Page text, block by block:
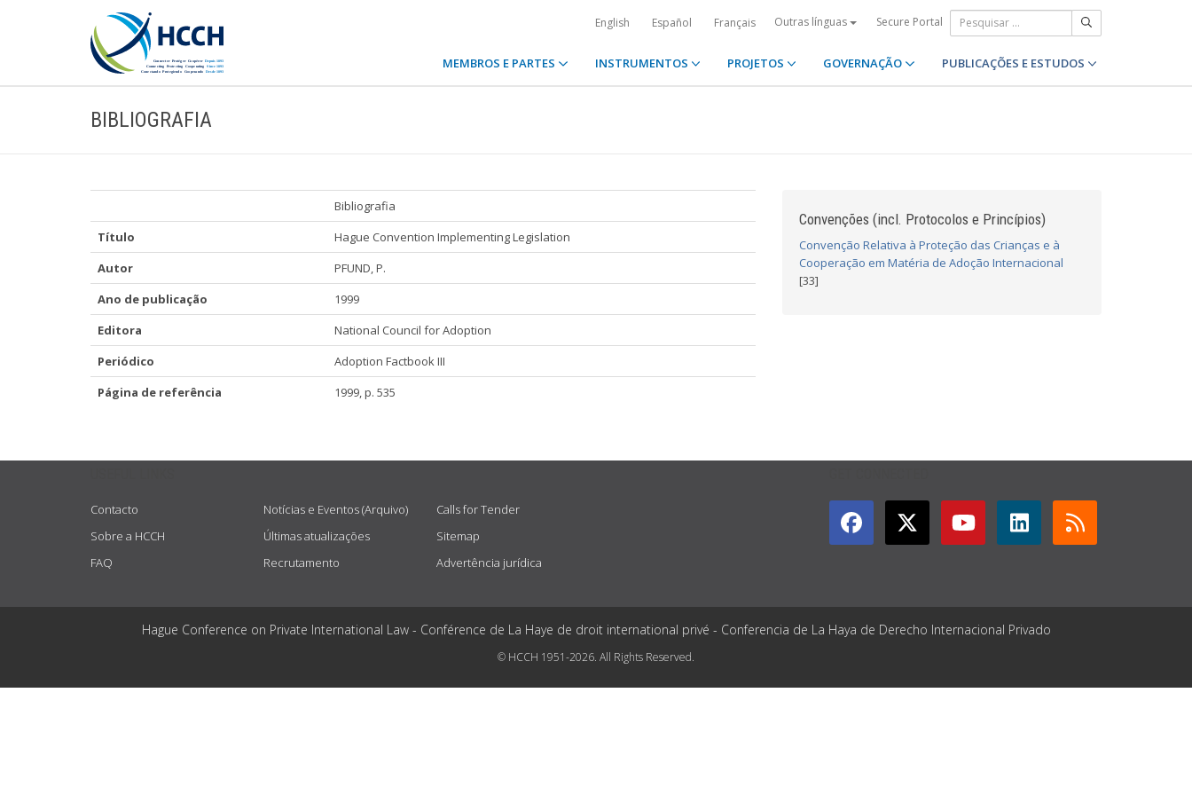
English Español Français Outras línguas Secure Portal
MEMBROS E PARTES INSTRUMENTOS PROJETOS GOVERNAÇÃO PUBLICAÇÕES E ESTUDOS
BIBLIOGRAFIA
Bibliografia
Título
Hague Convention Implementing Legislation
Autor
PFUND, P.
Ano de publicação
1999
Editora
National Council for Adoption
Periódico
Adoption Factbook III
Página de referência
1999, p. 535
Convenções (incl. Protocolos e Princípios)
Convenção Relativa à Proteção das Crianças e à
Cooperação em Matéria de Adoção Internacional
[33]
Contacto
Sobre a HCCH
FAQ
Notícias e Eventos (Arquivo)
Últimas atualizações
Recrutamento
Calls for Tender
Sitemap
Advertência jurídica
Hague Conference on Private International Law - Conférence de La Haye de droit international privé - Conferencia de La Haya de Derecho Internacional Privado
© HCCH 1951-2026. All Rights Reserved.